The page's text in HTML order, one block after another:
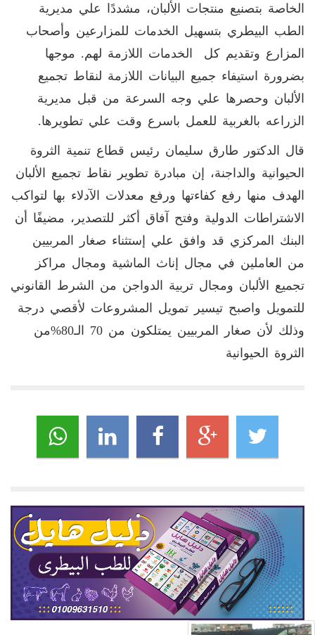
الخاصة بتصنيع منتجات الألبان، مشددًا علي مديرية
الطب البيطري بتسهيل الخدمات للمزارعين وأصحاب
المزارع وتقديم كل الخدمات اللازمة لهم. موجها
بضرورة استيفاء جميع البيانات اللازمة لنقاط تجميع
الألبان وحصرها علي وجه السرعة من قبل مديرية
الزراعه بالغربية للعمل باسرع وقت علي تطويرها.
قال الدكتور طارق سليمان رئيس قطاع تنمية الثروة
الحيوانية والداجنة، إن مبادرة تطوير نقاط تجميع الألبان
الهدف منها رفع كفاءتها ورفع معدلات الآدلاء بها لتواكب
الاشتراطات الدولية وفتح آفاق أكثر للتصدير، مضيفًا أن
البنك المركزي قد وافق علي إستثناء صغار المربيين
من العاملين في مجال إناث الماشية ومجال مراكز
تجميع الألبان ومجال تربية الدواجن من الشرط القانوني
للتمويل واصبح تيسير تمويل المشروعات لأقصي درجة
وذلك لأن صغار المربيين يمتلكون من 70 الـ80%من
الثروة الحيوانية